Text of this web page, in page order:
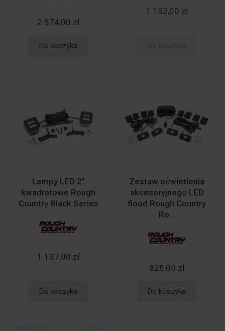
2 574,00 zł
Do koszyka
1 152,00 zł
Lampy LED 2"
kwadratowe Rough
Country Black Series
1 137,00 zł
Do koszyka
Zestaw oświetlenia
akcesoryjnego LED
flood Rough Country
Ro...
828,00 zł
Do koszyka